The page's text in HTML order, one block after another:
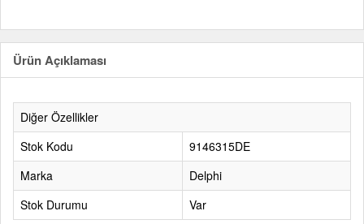
Ürün Açıklaması
Diğer Özellikler
Stok Kodu
9146315DE
Marka
Delphi
Stok Durumu
Var